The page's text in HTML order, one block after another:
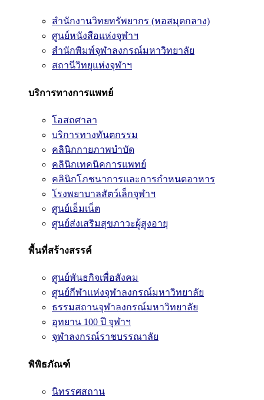
สำนักงานวิทยทรัพยากร (หอสมุดกลาง)
ศูนย์หนังสือแห่งจุฬาฯ
สำนักพิมพ์จุฬาลงกรณ์มหาวิทยาลัย
สถานีวิทยุแห่งจุฬาฯ
บริการทางการแพทย์
โอสถศาลา
บริการทางทันตกรรม
คลินิกกายภาพบำบัด
คลินิกเทคนิคการแพทย์
คลินิกโภชนาการและการกำหนดอาหาร
โรงพยาบาลสัตว์เล็กจุฬาฯ
ศูนย์เอ็มเน็ต
ศูนย์ส่งเสริมสุขภาวะผู้สูงอายุ
พื้นที่สร้างสรรค์
ศูนย์พันธกิจเพื่อสังคม
ศูนย์กีฬาแห่งจุฬาลงกรณ์มหาวิทยาลัย
ธรรมสถานจุฬาลงกรณ์มหาวิทยาลัย
อุทยาน 100 ปี จุฬาฯ
จุฬาลงกรณ์ราชบรรณาลัย
พิพิธภัณฑ์
นิทรรศสถาน